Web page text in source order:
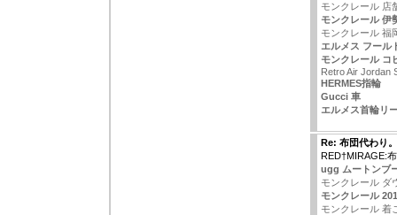
モンクレール 店
モンクレール 伊
モンクレール 福
エルメス フール
モンクレール コ
Retro Air Jordan
HERMES指輪
Gucci 車
エルメス首輪リ
Re: 布団代わり。
RED†MIRAGE:
ugg ムートンブ
モンクレール ダ
モンクレール
モンクレール 着